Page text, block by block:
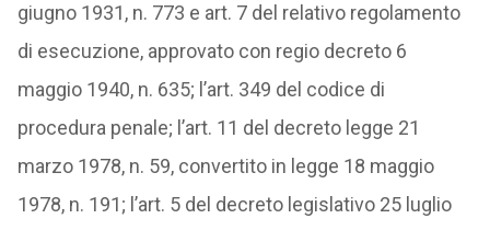
giugno 1931, n. 773 e art. 7 del relativo regolamento
di esecuzione, approvato con regio decreto 6
maggio 1940, n. 635; l’art. 349 del codice di
procedura penale; l’art. 11 del decreto legge 21
marzo 1978, n. 59, convertito in legge 18 maggio
1978, n. 191; l’art. 5 del decreto legislativo 25 luglio